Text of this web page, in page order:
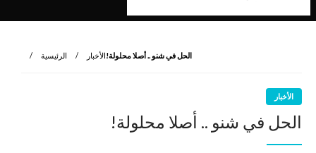
نروي لتعرف
الرئيسية الأخبارالحل في شنو .. أصلا محلولة!
الأخبار
الحل في شنو .. أصلا محلولة!